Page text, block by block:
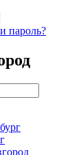
пароль?